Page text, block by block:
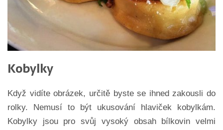
Kobylky
Když vidíte obrázek, určitě byste se ihned zakousli do
rolky. Nemusí to být ukusování hlaviček kobylkám.
Kobylky jsou pro svůj vysoký obsah bílkovin velmi